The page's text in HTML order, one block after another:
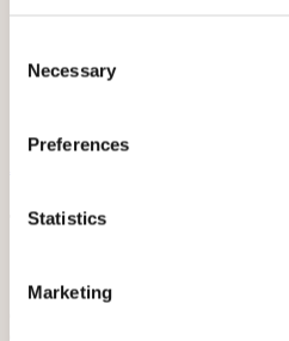
Selection
Necessary
Preferences
Statistics
Marketing
55,00 złbrutto